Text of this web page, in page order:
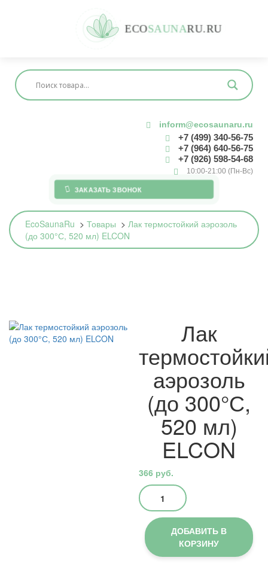
ECOSAUNARU.RU
inform@ecosaunaru.ru
+7 (499) 340-56-75
+7 (964) 640-56-75
+7 (926) 598-54-68
10:00-21:00 (Пн-Вс)
ЗАКАЗАТЬ ЗВОНОК
EcoSaunaRu > Товары > Лак термостойкий аэрозоль
(до 300°С, 520 мл) ELCON
Лак
аэрозоль
(до 300°С,
520 мл)
ELCON
366 руб.
Количество
товара
Лак
термостойкий
аэрозоль
(до
ДОБАВИТЬ В
КОРЗИНУ